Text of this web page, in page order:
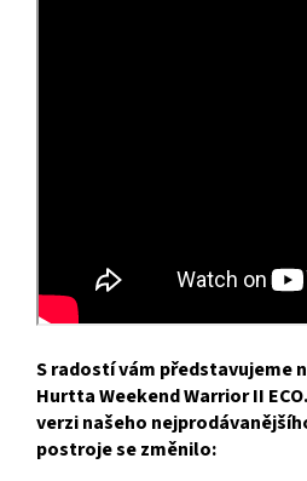
S radostí vám představujeme
Hurtta Weekend Warrior II
verzi našeho
postroje se změnilo: